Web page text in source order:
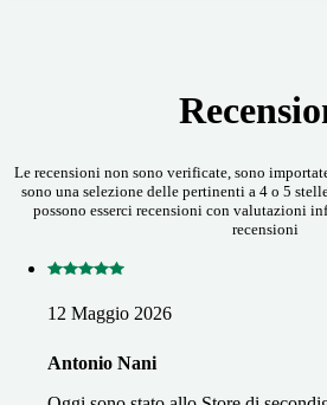
Le recensioni non sono verificate, sono
sono una selezione delle pertinenti a 4 o 5
possono esserci recensioni con valutazioni
recensioni
12 Maggio 2026
Antonio Nani